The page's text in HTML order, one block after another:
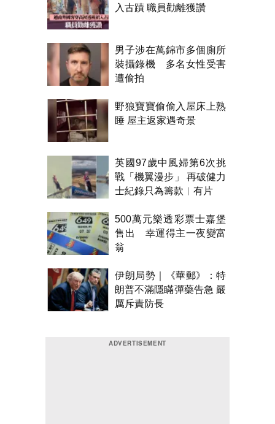
入古蹟 職員勸離獲讚
男子涉在萬錦市多個廁所
裝攝錄機 多名女性受害
遭偷拍
野狼寶寶偷偷入屋床上熟
睡 屋主返家遇奇景
英國97歲中風婦第6次挑
戰「機翼漫步」 再破健力
士紀錄只為籌款︱有片
500萬元樂透彩票士嘉堡
售出 幸運得主一夜變富
翁
伊朗局勢｜《華郵》：特
朗普不滿隱瞞彈藥告急 嚴
厲斥責防長